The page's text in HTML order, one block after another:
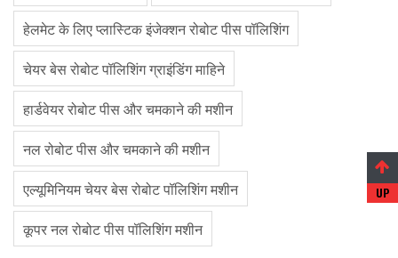
हेलमेट के लिए प्लास्टिक इंजेक्शन रोबोट पीस पॉलिशिंग
चेयर बेस रोबोट पॉलिशिंग ग्राइंडिंग माहिने
हार्डवेयर रोबोट पीस और चमकाने की मशीन
नल रोबोट पीस और चमकाने की मशीन
एल्यूमिनियम चेयर बेस रोबोट पॉलिशिंग मशीन
कूपर नल रोबोट पीस पॉलिशिंग मशीन